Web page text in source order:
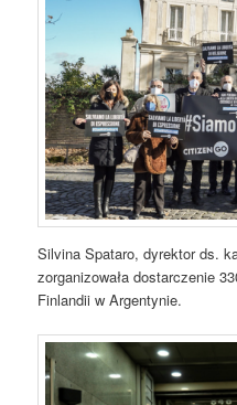
Silvina Spataro, dyrektor ds.
zorganizowała dostarczenie
Finlandii w Argentynie.